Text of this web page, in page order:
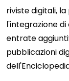
riviste digitali,
l'integrazione
entrate
pubblicazioni